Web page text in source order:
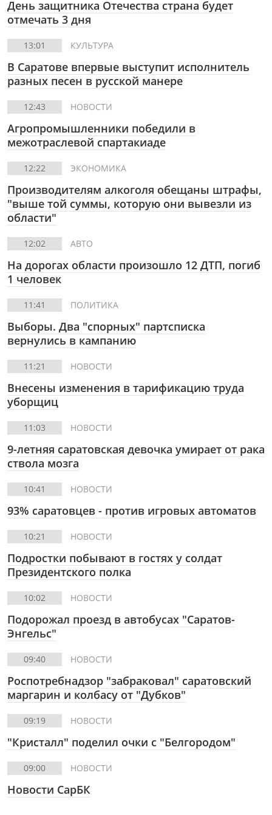
День защитника Отечества страна будет
отмечать 3 дня
13:01 КУЛЬТУРА
В Саратове впервые выступит исполнитель
разных песен в русской манере
12:43 НОВОСТИ
Агропромышленники победили в
межотраслевой спартакиаде
12:22 ЭКОНОМИКА
Производителям алкоголя обещаны штрафы,
"выше той суммы, которую они вывезли из
области"
12:02 АВТО
На дорогах области произошло 12 ДТП, погиб
1 человек
11:41 ПОЛИТИКА
Выборы. Два "спорных" партсписка
вернулись в кампанию
11:21 НОВОСТИ
Внесены изменения в тарификацию труда
уборщиц
11:03 НОВОСТИ
9-летняя саратовская девочка умирает от рака
ствола мозга
10:41 НОВОСТИ
93% саратовцев - против игровых автоматов
10:21 НОВОСТИ
Подростки побывают в гостях у солдат
Президентского полка
10:02 НОВОСТИ
Подорожал проезд в автобусах "Саратов-
Энгельс"
09:40 НОВОСТИ
Роспотребнадзор "забраковал" саратовский
маргарин и колбасу от "Дубков"
09:19 НОВОСТИ
"Кристалл" поделил очки с "Белгородом"
09:00 НОВОСТИ
Новости СарБК